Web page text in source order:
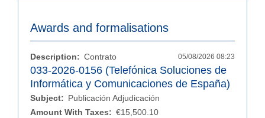
Awards and formalisations
05/08/2026 08:23
033-2026-0156 (Telefónica Soluciones de
Informática y Comunicaciones de España)
Description: Contrato
Subject: Publicación Adjudicación
Amount With Taxes: €15,500.10